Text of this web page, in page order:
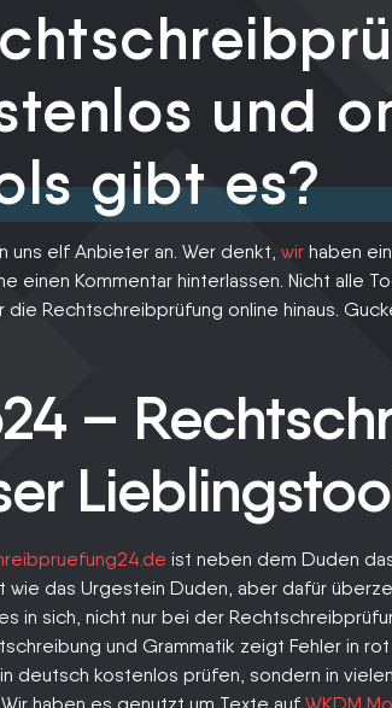
und
gibt es?
uns elf Anbieter an. Wer denkt, wir haben
einen Kommentar hinterlassen. Nicht alle
die Rechtschreibprüfung online hinaus.
–
ist neben dem Duden
wie das Urgestein Duden, aber dafür
in sich, nicht nur bei der
und Grammatik zeigt Fehler in
deutsch kostenlos prüfen, sondern in